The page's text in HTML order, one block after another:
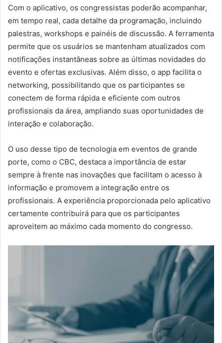
Com o aplicativo, os congressistas poderão acompanhar,
em tempo real, cada detalhe da programação, incluindo
palestras, workshops e painéis de discussão. A ferramenta
permite que os usuários se mantenham atualizados com
notificações instantâneas sobre as últimas novidades do
evento e ofertas exclusivas. Além disso, o app facilita o
networking, possibilitando que os participantes se
conectem de forma rápida e eficiente com outros
profissionais da área, ampliando suas oportunidades de
interação e colaboração.
O uso desse tipo de tecnologia em eventos de grande
porte, como o CBC, destaca a importância de estar
sempre à frente nas inovações que facilitam o acesso à
informação e promovem a integração entre os
profissionais. A experiência proporcionada pelo aplicativo
certamente contribuirá para que os participantes
aproveitem ao máximo cada momento do congresso.